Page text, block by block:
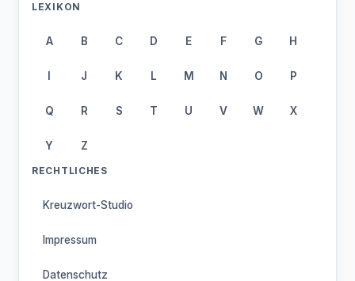
LEXIKON
A B C D E F G H
I J K L M N O P
Q R S T U V W X
Y Z
RECHTLICHES
Kreuzwort-Studio
Impressum
Datenschutz